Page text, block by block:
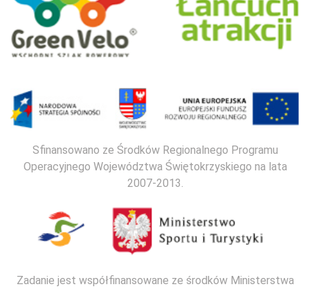
Sfinansowano ze Środków Regionalnego Programu
Operacyjnego Województwa Świętokrzyskiego na lata
2007-2013.
Zadanie jest współfinansowane ze środków Ministerstwa